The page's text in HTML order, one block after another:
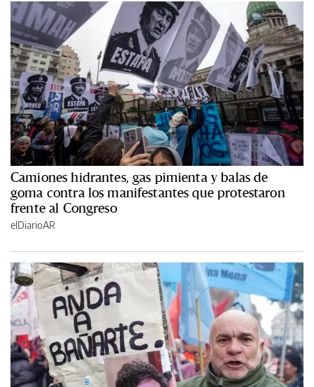
Camiones hidrantes, gas pimienta y balas de
goma contra los manifestantes que protestaron
frente al Congreso
elDiarioAR